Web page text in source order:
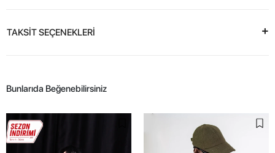
TAKSİT SEÇENEKLERİ
Bunlarıda Beğenebilirsiniz